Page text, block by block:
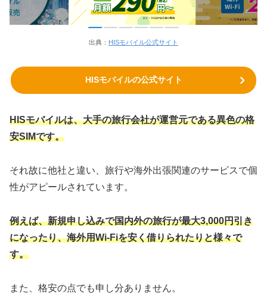
出典： HISモバイル公式サイト
HISモバイルの公式サイト
HISモバイルは、大手の旅行会社が運営元である異色の格
安SIMです。
それ故に他社と違い、旅行や海外出張関連のサービスで個
性がアピールされています。
例えば、新規申し込みで国内外の旅行が最大3,000円引き
になったり、海外用Wi-Fiを安く借りられたりと様々で
す。
また、格安の点でも申し分ありません。